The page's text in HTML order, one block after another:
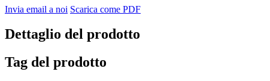
Invia email a noi Scarica come PDF
Dettaglio del prodotto
Tag del prodotto